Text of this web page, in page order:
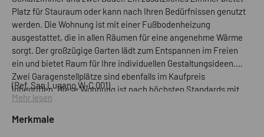
Platz für Stauraum oder kann nach Ihren Bedürfnissen genutzt
werden. Die Wohnung ist mit einer Fußbodenheizung
ausgestattet, die in allen Räumen für eine angenehme Wärme
sorgt. Der großzügige Garten lädt zum Entspannen im Freien
ein und bietet Raum für Ihre individuellen Gestaltungsideen.
Zwei Garagenstellplätze sind ebenfalls im Kaufpreis
inbegriffen. Diese Wohnung ist nach höchsten Standards mit
Energieeffizienzklasse A gebaut.
(Ref. San Lugano W-C 001)
Mehr lesen
Merkmale